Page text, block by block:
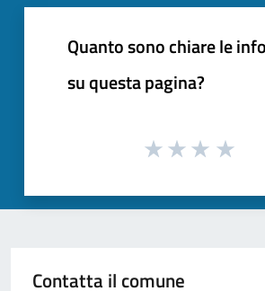
Quanto sono chiare le
su questa pagina?
Contatta il comune